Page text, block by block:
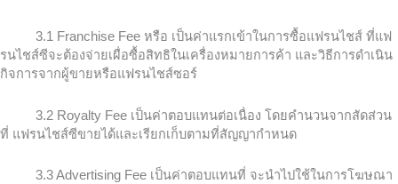
3.1 Franchise Fee หรือ เป็นค่าแรกเข้าในการซื้อแฟรนไชส์ ที่แฟ
รนไชส์ซีจะต้องจ่ายเผื่อซื้อสิทธิในเครื่องหมายการค้า และวิธีการดำเนิน
กิจการจากผู้ขายหรือแฟรนไชส์ซอร์
3.2 Royalty Fee เป็นค่าตอบแทนต่อเนื่อง โดยคำนวนจากสัดส่วน
ที่ แฟรนไชส์ซีขายได้และเรียกเก็บตามที่สัญญากำหนด
3.3 Advertising Fee เป็นค่าตอบแทนที่ จะนำไปใช้ในการโฆษณา